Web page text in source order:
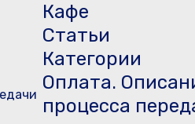
Кафе
Статьи
Категории
Оплата.
процесса